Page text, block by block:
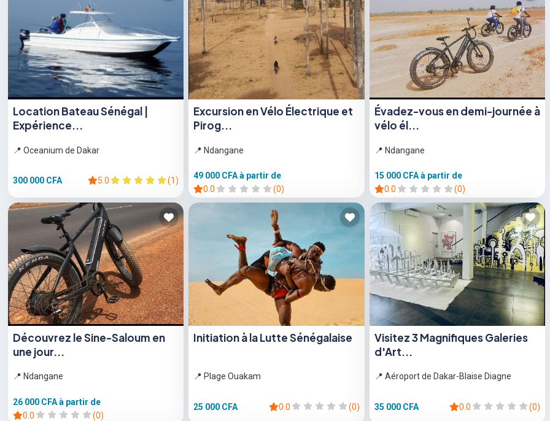
Location Bateau Sénégal |
Expérience...
📍 Oceanium de Dakar
300 000 CFA 5.0 (1)
Excursion en Vélo Électrique et
Pirog...
📍 Ndangane
49 000 CFAà partir de
0.0
(0)
Évadez-vous en demi-journée à
vélo él...
📍 Ndangane
15 000 CFAà partir de
0.0
(0)
Découvrez le Sine-Saloum en
une jour...
📍 Ndangane
26 000 CFAà partir de
0.0
(0)
Initiation à la Lutte Sénégalaise
📍 Plage Ouakam
25 000 CFA 0.0 (0)
Visitez 3 Magnifiques Galeries
d'Art...
📍 Aéroport de Dakar-Blaise Diagne
35 000 CFA 0.0 (0)